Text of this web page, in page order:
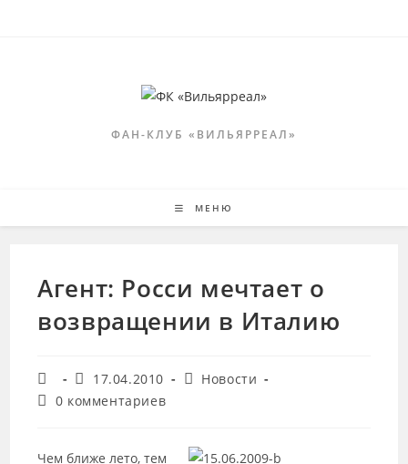
ФАН-КЛУБ «ВИЛЬЯРРЕАЛ»
МЕНЮ
Агент: Росси мечтает о
возвращении в Италию
Автор
записи:
Запись
опубликована:
17.04.2010
Рубрика
Новости
Комментарии
0 комментариев
Чем ближе лето, тем